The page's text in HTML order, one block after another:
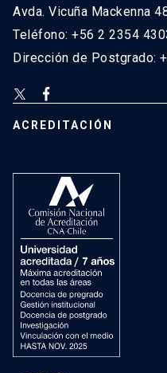
Avda. Vicuña Mackenna
Teléfono: +56 2 2354
Dirección de Postgrado:
ACREDITACIÓN